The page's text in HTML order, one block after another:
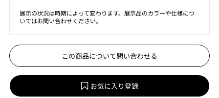
展示の状況は時期によって変わります。展示品のカラーや仕様につ
いてはお問い合わせください。
この商品について問い合わせる
お気に入り登録